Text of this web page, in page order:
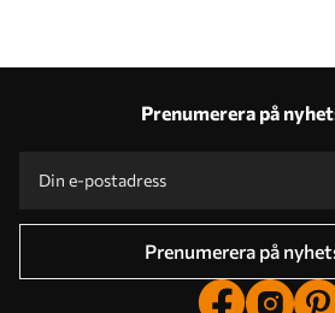
Prenumerera på
Prenumerera på